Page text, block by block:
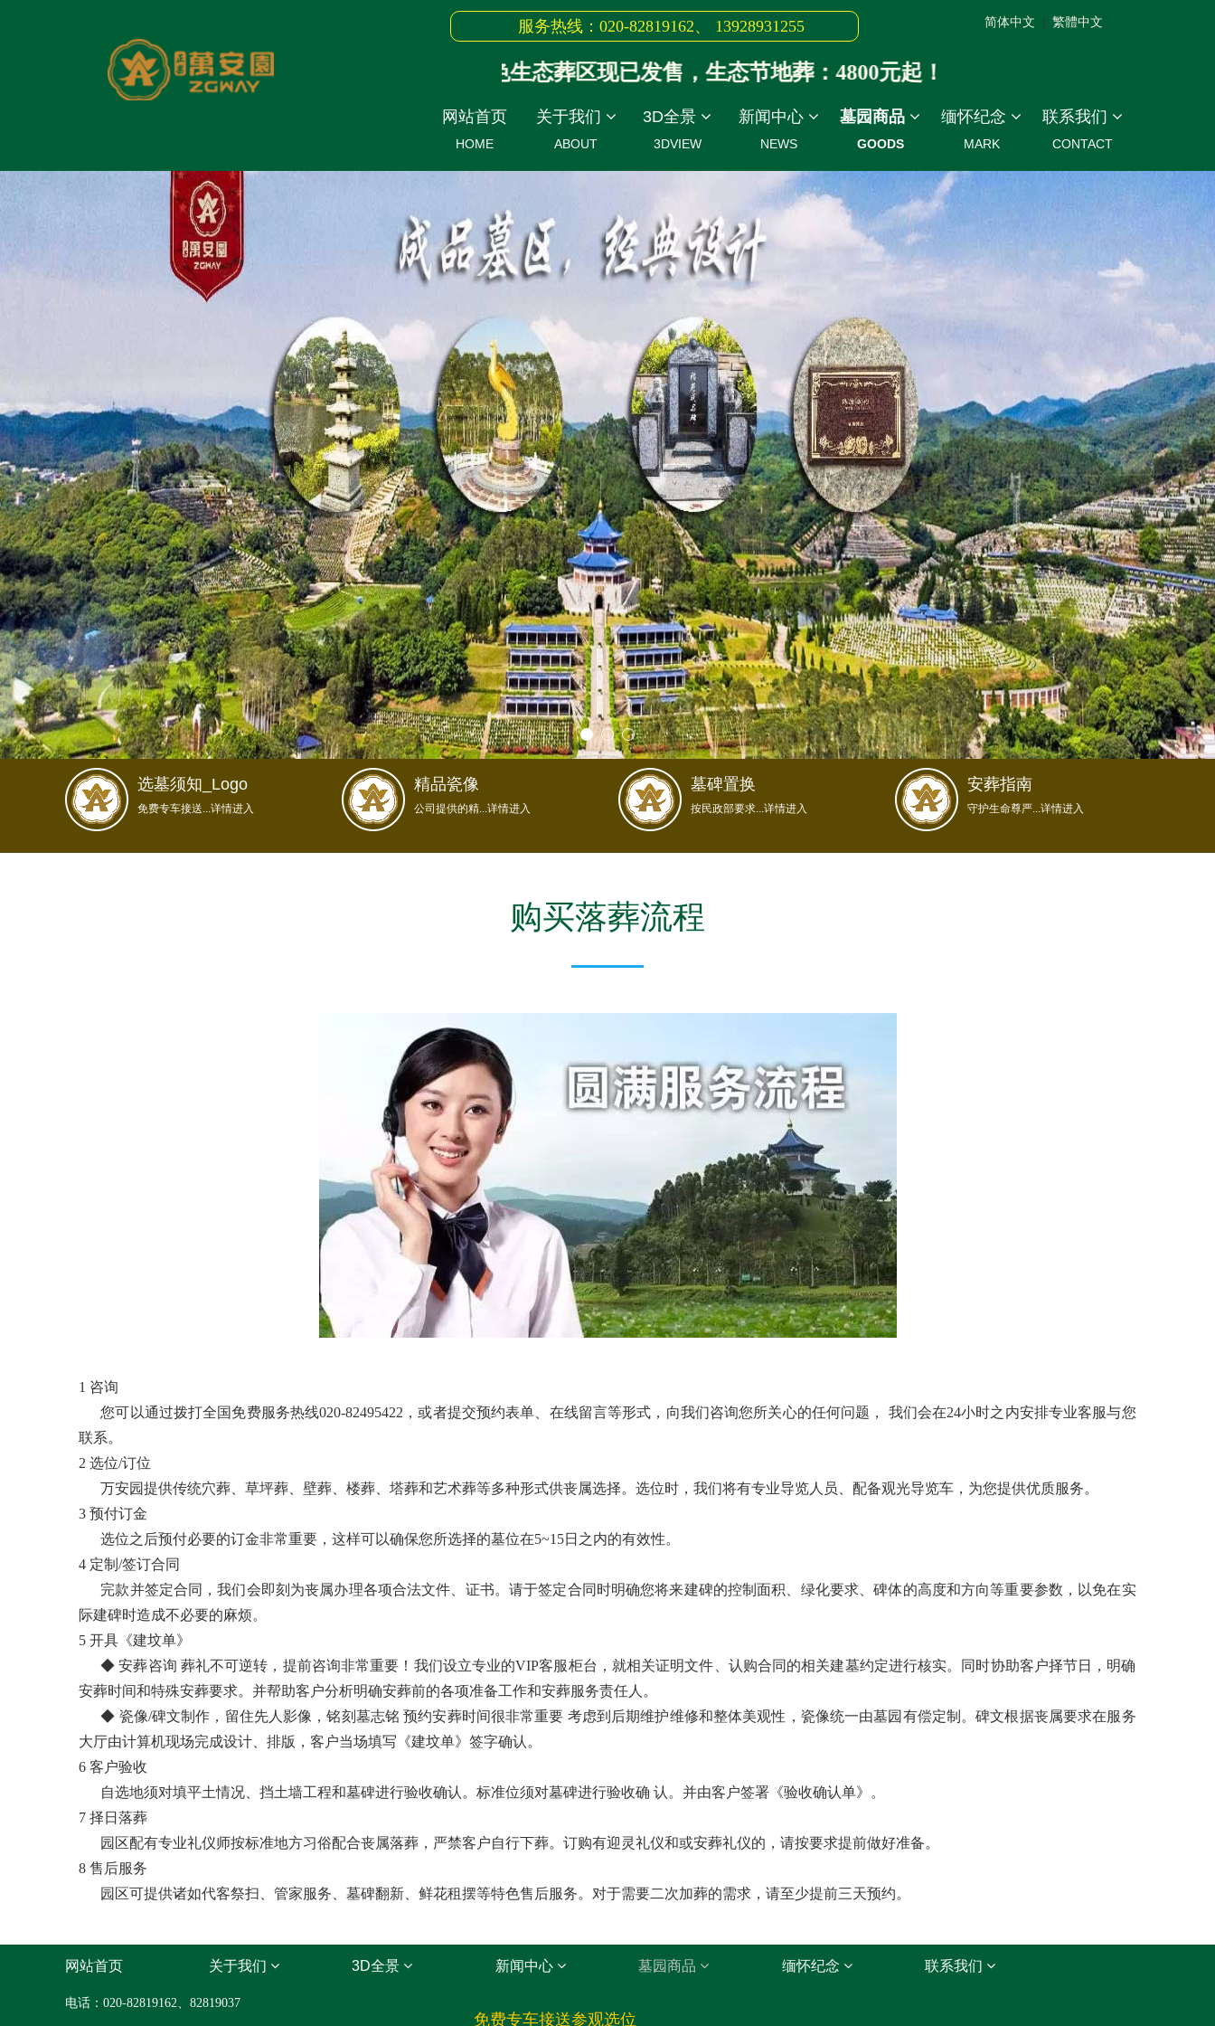
网站首页
HOME
关于我们
ABOUT
3D全景
3DVIEW
新闻中心
NEWS
墓园商品
GOODS
缅怀纪念
MARK
联系我们
CONTACT
服务热线：020-82819162、 13928931255 简体中文 繁體中文
绿色生态葬区现已发售，生态节地葬：4800元起！
选墓须知_Logo
免费专车接送...详情进入
精品瓷像
公司提供的精...详情进入
墓碑置换
按民政部要求...详情进入
安葬指南
守护生命尊严...详情进入
购买落葬流程
1 咨询
您可以通过拨打全国免费服务热线020-82495422，或者提交预约表单、在线留言等形式，向我们咨询您所关心的任何问题， 我们会在24小时之内安排专业客服与您
联系。
2 选位/订位
万安园提供传统穴葬、草坪葬、壁葬、楼葬、塔葬和艺术葬等多种形式供丧属选择。选位时，我们将有专业导览人员、配备观光导览车，为您提供优质服务。
3 预付订金
选位之后预付必要的订金非常重要，这样可以确保您所选择的墓位在5~15日之内的有效性。
4 定制/签订合同
完款并签定合同，我们会即刻为丧属办理各项合法文件、证书。请于签定合同时明确您将来建碑的控制面积、绿化要求、碑体的高度和方向等重要参数，以免在实
际建碑时造成不必要的麻烦。
5 开具《建坟单》
◆ 安葬咨询 葬礼不可逆转，提前咨询非常重要！我们设立专业的VIP客服柜台，就相关证明文件、认购合同的相关建墓约定进行核实。同时协助客户择节日，明确
安葬时间和特殊安葬要求。并帮助客户分析明确安葬前的各项准备工作和安葬服务责任人。
◆ 瓷像/碑文制作，留住先人影像，铭刻墓志铭 预约安葬时间很非常重要 考虑到后期维护维修和整体美观性，瓷像统一由墓园有偿定制。碑文根据丧属要求在服务
大厅由计算机现场完成设计、排版，客户当场填写《建坟单》签字确认。
6 客户验收
自选地须对填平土情况、挡土墙工程和墓碑进行验收确认。标准位须对墓碑进行验收确 认。并由客户签署《验收确认单》。
7 择日落葬
园区配有专业礼仪师按标准地方习俗配合丧属落葬，严禁客户自行下葬。订购有迎灵礼仪和或安葬礼仪的，请按要求提前做好准备。
8 售后服务
园区可提供诸如代客祭扫、管家服务、墓碑翻新、鲜花租摆等特色售后服务。对于需要二次加葬的需求，请至少提前三天预约。
网站首页 关于我们 3D全景 新闻中心 墓园商品 缅怀纪念 联系我们
电话：020-82819162、82819037
免费专车接送参观选位